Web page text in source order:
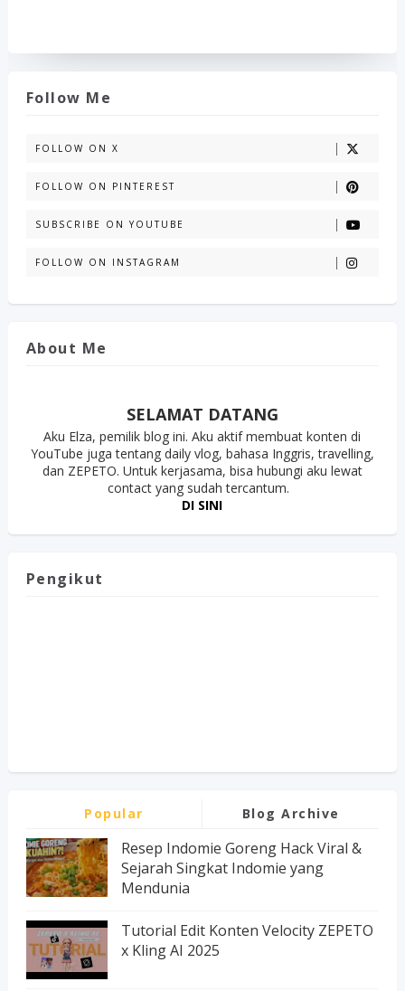
Follow Me
FOLLOW ON X
FOLLOW ON PINTEREST
SUBSCRIBE ON YOUTUBE
FOLLOW ON INSTAGRAM
About Me
SELAMAT DATANG
Aku Elza, pemilik blog ini. Aku aktif membuat konten di
YouTube juga tentang daily vlog, bahasa Inggris, travelling,
dan ZEPETO. Untuk kerjasama, bisa hubungi aku lewat
contact yang sudah tercantum.
DI SINI
Pengikut
Popular Blog Archive
Resep Indomie Goreng Hack Viral &
Sejarah Singkat Indomie yang
Mendunia
Tutorial Edit Konten Velocity ZEPETO
x Kling AI 2025